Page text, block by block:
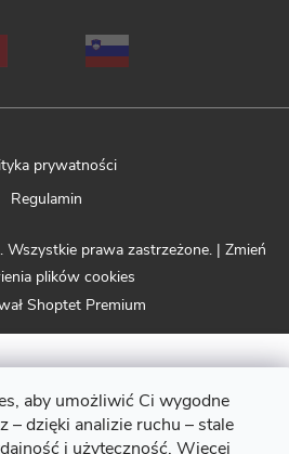
aby umożliwić Ci wygodne
– dzięki analizie ruchu – stale
i użyteczność. Więcej
prywatności
Regulamin
Shoptet Premium
. Wszystkie prawa zastrzeżone. | Zmień
plików cookies